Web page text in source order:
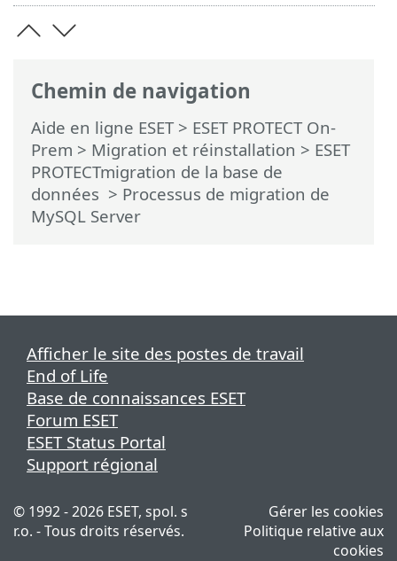
Chemin de navigation
Aide en ligne ESET> ESET PROTECT On-
Prem > Migration et réinstallation > ESET
PROTECTmigration de la base de
données > Processus de migration de
MySQL Server
Afficher le site des postes de travail
End of Life
Base de connaissances ESET
Forum ESET
ESET Status Portal
Support régional
© 1992 - 2026 ESET, spol. s
r.o. - Tous droits réservés.
Gérer les cookies
Politique relative aux
cookies